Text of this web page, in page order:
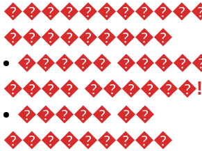
���������
�����
���� ������!
����� ��
���������